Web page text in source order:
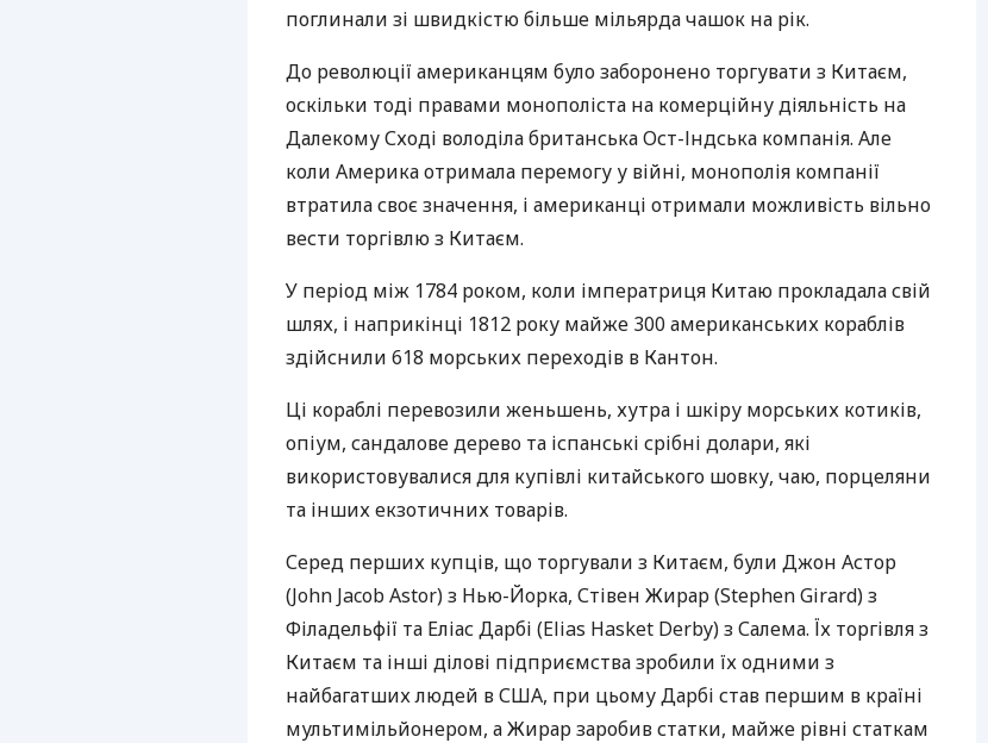
поглинали зі швидкістю більше мільярда чашок на рік.
До революції американцям було заборонено торгувати з Китаєм,
оскільки тоді правами монополіста на комерційну діяльність на
Далекому Сході володіла британська Ост-Індська компанія. Але
коли Америка отримала перемогу у війні, монополія компанії
втратила своє значення, і американці отримали можливість вільно
вести торгівлю з Китаєм.
У період між 1784 роком, коли імператриця Китаю прокладала свій
шлях, і наприкінці 1812 року майже 300 американських кораблів
здійснили 618 морських переходів в Кантон.
Ці кораблі перевозили женьшень, хутра і шкіру морських котиків,
опіум, сандалове дерево та іспанські срібні долари, які
використовувалися для купівлі китайського шовку, чаю, порцеляни
та інших екзотичних товарів.
Серед перших купців, що торгували з Китаєм, були Джон Астор
(John Jacob Astor) з Нью-Йорка, Стівен Жирар (Stephen Girard) з
Філадельфії та Еліас Дарбі (Elias Hasket Derby) з Салема. Їх торгівля з
Китаєм та інші ділові підприємства зробили їх одними з
найбагатших людей вСША, при цьому Дарбі став першим в країні
мультимільйонером, а Жирар заробив статки, майже рівні статкам